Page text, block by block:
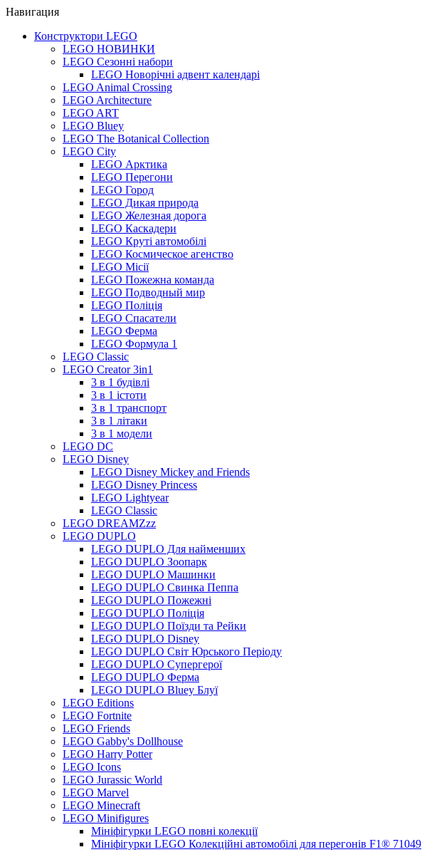
Навигация
Конструктори LEGO
LEGO НОВИНКИ
LEGO Сезонні набори
LEGO Новорічні адвент календарі
LEGO Animal Crossing
LEGO Architecture
LEGO ART
LEGO Bluey
LEGO The Botanical Collection
LEGO City
LEGO Арктика
LEGO Перегони
LEGO Город
LEGO Дикая природа
LEGO Железная дорога
LEGO Каскадери
LEGO Круті автомобілі
LEGO Космическое агенство
LEGO Місії
LEGO Пожежна команда
LEGO Подводный мир
LEGO Поліція
LEGO Спасатели
LEGO Ферма
LEGO Формула 1
LEGO Classic
LEGO Creator 3in1
3 в 1 будівлі
3 в 1 істоти
3 в 1 транспорт
3 в 1 літаки
3 в 1 модели
LEGO DC
LEGO Disney
LEGO Disney Mickey and Friends
LEGO Disney Princess
LEGO Lightyear
LEGO Classic
LEGO DREAMZzz
LEGO DUPLO
LEGO DUPLO Для найменших
LEGO DUPLO Зоопарк
LEGO DUPLO Машинки
LEGO DUPLO Свинка Пеппа
LEGO DUPLO Пожежні
LEGO DUPLO Поліція
LEGO DUPLO Поїзди та Рейки
LEGO DUPLO Disney
LEGO DUPLO Світ Юрського Періоду
LEGO DUPLO Супергерої
LEGO DUPLO Ферма
LEGO DUPLO Bluey Блуї
LEGO Editions
LEGO Fortnite
LEGO Friends
LEGO Gabby's Dollhouse
LEGO Harry Potter
LEGO Icons
LEGO Jurassic World
LEGO Marvel
LEGO Minecraft
LEGO Minifigures
Мініфігурки LEGO повні колекції
Мініфігурки LEGO Колекційні автомобілі для перегонів F1® 71049